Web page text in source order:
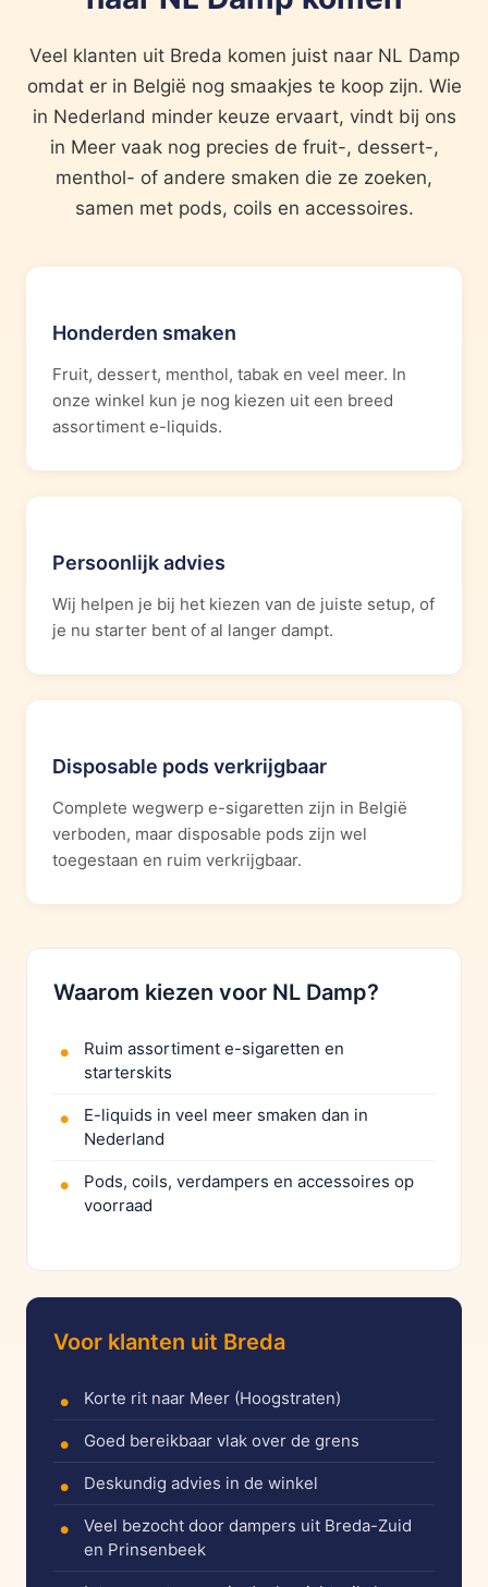
Veel klanten uit Breda komen juist naar NL Damp
omdat er in België nog smaakjes te koop zijn. Wie
in Nederland minder keuze ervaart, vindt bij ons
in Meer vaak nog precies de fruit-, dessert-,
menthol- of andere smaken die ze zoeken,
samen met pods, coils en accessoires.
Honderden smaken
Fruit, dessert, menthol, tabak en veel meer. In
onze winkel kun je nog kiezen uit een breed
assortiment e-liquids.
Persoonlijk advies
Wij helpen je bij het kiezen van de juiste setup, of
je nu starter bent of al langer dampt.
Disposable pods verkrijgbaar
Complete wegwerp e-sigaretten zijn in België
verboden, maar disposable pods zijn wel
toegestaan en ruim verkrijgbaar.
Waarom kiezen voor NL Damp?
Ruim assortiment e-sigaretten en
starterskits
E-liquids in veel meer smaken dan in
Nederland
Pods, coils, verdampers en accessoires op
voorraad
Voor klanten uit Breda
Korte rit naar Meer (Hoogstraten)
Goed bereikbaar vlak over de grens
Deskundig advies in de winkel
Veel bezocht door dampers uit Breda-Zuid
en Prinsenbeek